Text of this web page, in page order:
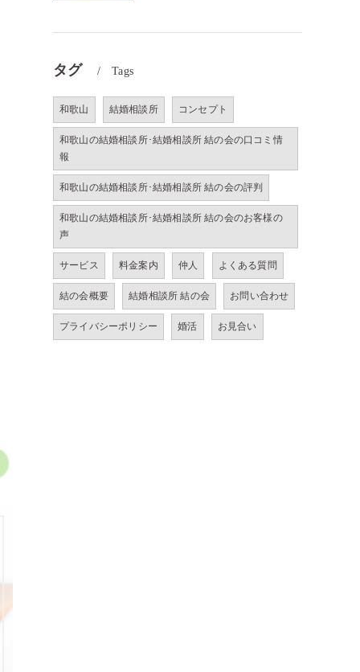
タグ Tags
和歌山 結婚相談所 コンセプト
和歌山の結婚相談所･結婚相談所 結の会の口コミ情
報
和歌山の結婚相談所･結婚相談所 結の会の評判
和歌山の結婚相談所･結婚相談所 結の会のお客様の
声
サービス 料金案内 仲人 よくある質問
結の会概要 結婚相談所 結の会 お問い合わせ
プライバシーポリシー 婚活 お見合い